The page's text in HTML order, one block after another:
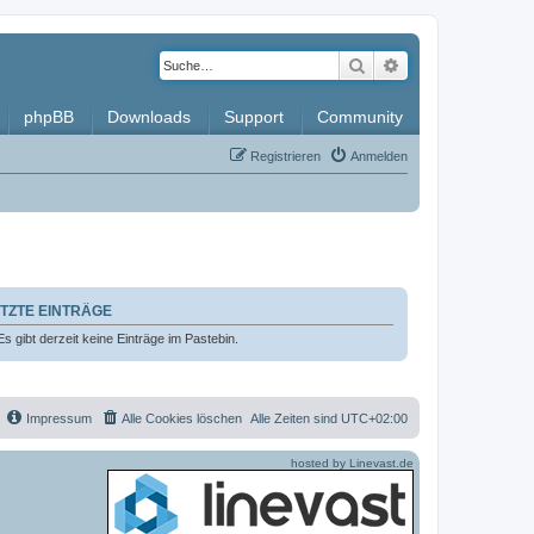
Suche
phpBB Downloads Support Community
Anmelden
Registrieren
EINTRÄGE
gibt derzeit keine Einträge im Pastebin.
Alle Zeiten sind UTC+02:00
Alle Cookies löschen
Impressum
hosted by Linevast.de